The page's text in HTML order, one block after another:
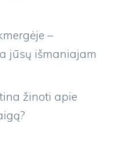
–
jūsų išmaniajam
žinoti apie